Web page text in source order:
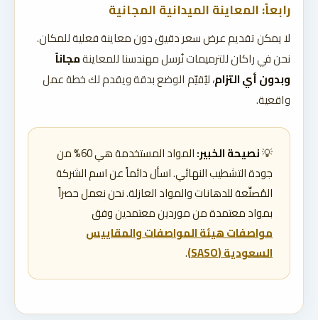
رابعاً: المعاينة الميدانية المجانية
لا يمكن تقديم عرض سعر دقيق دون معاينة فعلية للمكان.
نحن في راكان للترميمات نُرسل مهندسنا للمعاينةمجاناً
وبدون أي التزام، ليُقيّم الوضع بدقة ويقدم لك خطة عمل
واقعية.
💡نصيحة الخبير:
المواد المستخدمة هي 60% من
جودة التشطيب النهائي. اسأل دائماً عن اسم الشركة
المُصنِّعة للدهانات والمواد العازلة. نحن نعمل حصراً
بمواد معتمدة من موردين معتمدين وفق
مواصفات هيئة المواصفات والمقاييس
السعودية (SASO)
.